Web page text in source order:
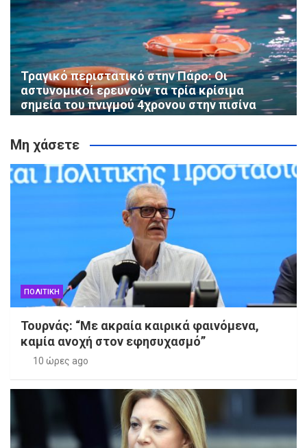
Τραγικό περιστατικό στην Πάρο: Οι
αστυνομικοί ερευνούν τα τρία κρίσιμα
σημεία του πνιγμού 4χρονου στην πισίνα
Μη χάσετε
ΠΟΛΙΤΙΚΗ
Τουρνάς: “Με ακραία καιρικά φαινόμενα,
καμία ανοχή στον εφησυχασμό”
10 ώρες ago